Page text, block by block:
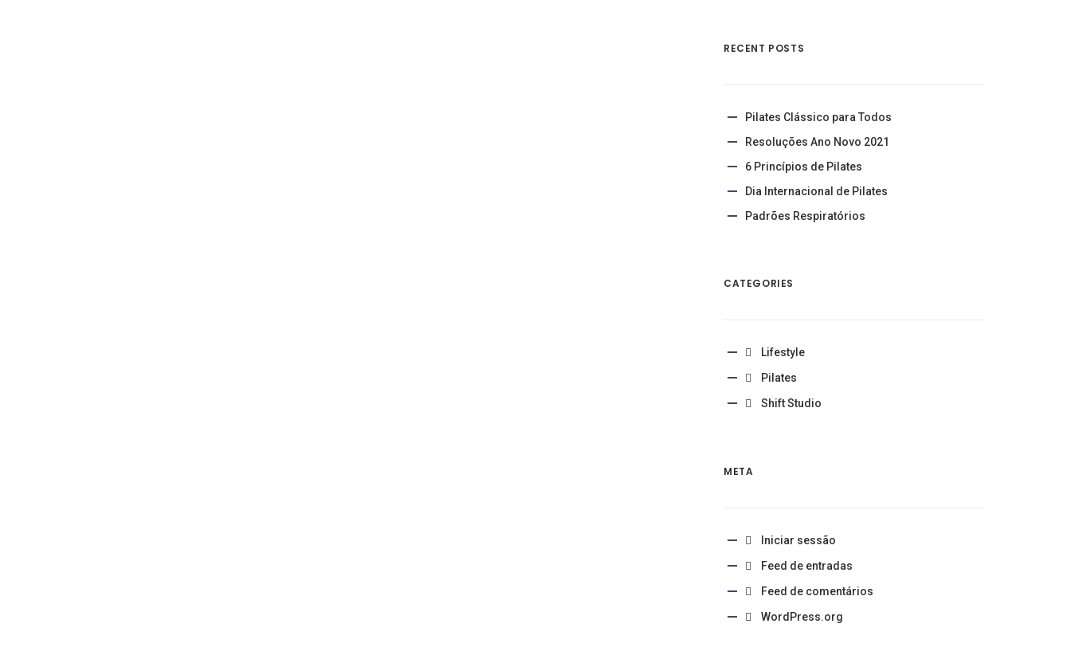
RECENT POSTS
Pilates Clássico para Todos
Resoluções Ano Novo 2021
6 Princípios de Pilates
Dia Internacional de Pilates
Padrões Respiratórios
CATEGORIES
Lifestyle
Pilates
Shift Studio
META
Iniciar sessão
Feed de entradas
Feed de comentários
WordPress.org